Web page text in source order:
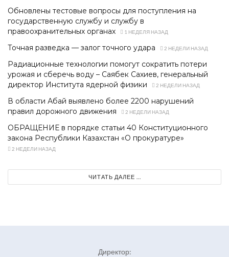
Обновлены тестовые вопросы для поступления на
государственную службу и службу в
правоохранительных органах
1 НЕДЕЛЯ НАЗАД
Точная разведка — залог точного удара 2 НЕДЕЛИ НАЗАД
Радиационные технологии помогут сократить потери
урожая и сберечь воду – Саябек Сахиев, генеральный
директор Института ядерной физики
2 НЕДЕЛИ НАЗАД
В области Абай выявлено более 2200 нарушений
правил дорожного движения
2 НЕДЕЛИ НАЗАД
ОБРАЩЕНИЕ в порядке статьи 40 Конституционного
закона Республики Казахстан «О прокуратуре»
2 НЕДЕЛИ НАЗАД
ЧИТАТЬ ДАЛЕЕ ...
Директор: